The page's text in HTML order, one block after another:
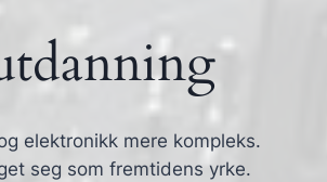
elektronikk mere kompleks.
seg som fremtidens yrke.